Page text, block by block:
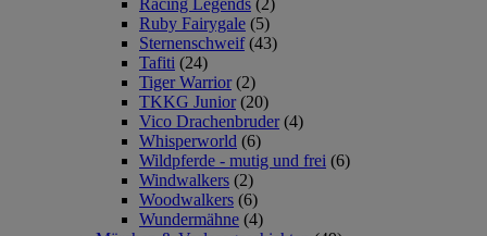
Racing Legends (2)
Ruby Fairygale (5)
Sternenschweif (43)
Tafiti (24)
Tiger Warrior (2)
TKKG Junior (20)
Vico Drachenbruder (4)
Whisperworld (6)
Wildpferde - mutig und frei (6)
Windwalkers (2)
Woodwalkers (6)
Wundermähne (4)